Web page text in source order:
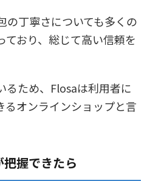
の丁寧さについても多くの
ており、総じて高い信頼を
るため、Flosaは利用者に
るオンラインショップと言
握できたら